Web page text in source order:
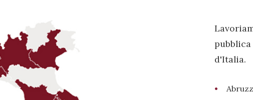
d'Italia.